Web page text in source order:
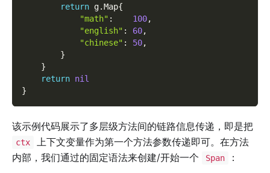
return g.Map{
"math" : 100,
"english" : 60,
"chinese" : 50,
}
}
return nil
}
该示例代码展示了多层级方法间的链路信息传递，即是把
ctx
上下文变量作为第一个方法参数传递即可。在方法
内部，我们通过的固定语法来创建/开始一个
Span ：